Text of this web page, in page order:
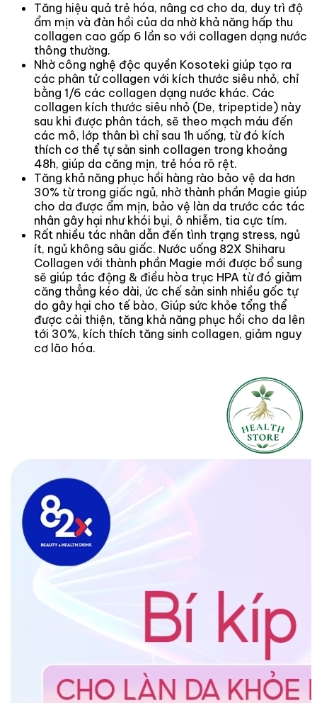
Tăng hiệu quả trẻ hóa, nâng cơ cho da, duy trì độ
ẩm mịn và đàn hồi của da nhờ khả năng hấp thu
collagen cao gấp 6 lần so với collagen dạng nước
thông thường.
Nhờ công nghệ độc quyền Kosoteki giúp tạo ra
các phân tử collagen với kích thước siêu nhỏ, chỉ
bằng 1/6 các collagen dạng nước khác. Các
collagen kích thước siêu nhỏ (De, tripeptide) này
sau khi được phân tách, sẽ theo mạch máu đến
các mô, lớp thân bì chỉ sau 1h uống, từ đó kích
thích cơ thể tự sản sinh collagen trong khoảng
48h, giúp da căng mịn, trẻ hóa rõ rệt.
Tăng khả năng phục hồi hàng rào bảo vệ da hơn
30% từ trong giấc ngủ, nhờ thành phần Magie giúp
cho da được ẩm mịn, bảo vệ làn da trước các tác
nhân gây hại như khói bụi, ô nhiễm, tia cực tím.
Rất nhiều tác nhân dẫn đến tình trạng stress, ngủ
ít, ngủ không sâu giấc. Nước uống 82X Shiharu
Collagen với thành phần Magie mới được bổ sung
sẽ giúp tác động & điều hòa trục HPA từ đó giảm
căng thẳng kéo dài, ức chế sản sinh nhiều gốc tự
do gây hại cho tế bào, Giúp sức khỏe tổng thể
được cải thiện, tăng khả năng phục hồi cho da lên
tới 30%, kích thích tăng sinh collagen, giảm nguy
cơ lão hóa.